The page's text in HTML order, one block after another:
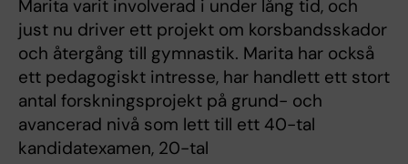
Marita varit involverad i under lång tid, och
just nu driver ett projekt om korsbandsskador
och återgång till gymnastik. Marita har också
ett pedagogiskt intresse, har handlett ett stort
antal forskningsprojekt på grund- och
avancerad nivå som lett till ett 40-tal
kandidatexamen, 20-tal